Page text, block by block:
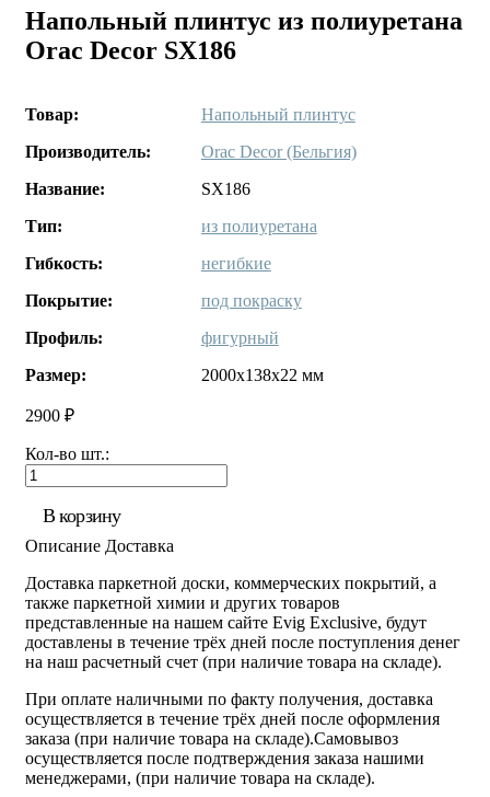
Напольный плинтус из полиуретана
Orac Decor SX186
Товар:
Производитель:
Название:
Тип:
Гибкость:
Покрытие:
Профиль:
Размер:
Напольный плинтус
Orac Decor (Бельгия)
SX186
из полиуретана
негибкие
под покраску
фигурный
2000x138x22 мм
2900 ₽
Кол-во шт.:
В корзину
Описание Доставка
Доставка паркетной доски, коммерческих покрытий, а
также паркетной химии и других товаров
представленные на нашем сайте Evig Exclusive, будут
доставлены в течение трёх дней после поступления денег
на наш расчетный счет (при наличие товара на складе).
При оплате наличными по факту получения, доставка
осуществляется в течение трёх дней после оформления
заказа (при наличие товара на складе).Самовывоз
осуществляется после подтверждения заказа нашими
менеджерами, (при наличие товара на складе).